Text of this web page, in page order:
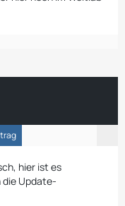
hier ist es
die Update-